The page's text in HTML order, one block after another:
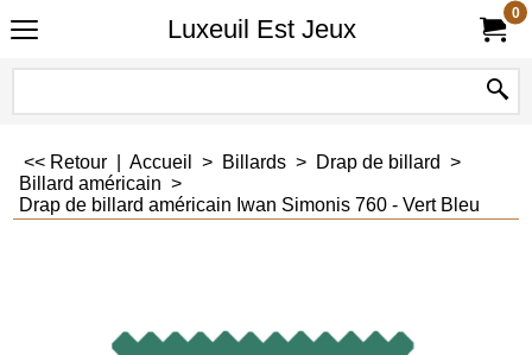
Luxeuil Est Jeux
0
<< Retour Accueil > Billards > Drap de billard >
Billard américain >
Drap de billard américain Iwan Simonis 760 - Vert Bleu